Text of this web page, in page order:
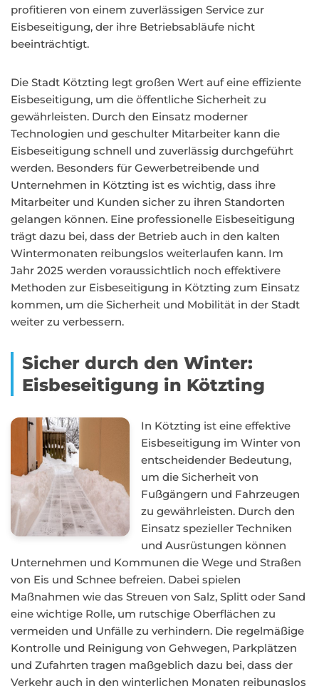
profitieren von einem zuverlässigen Service zur
Eisbeseitigung, der ihre Betriebsabläufe nicht
beeinträchtigt.
Die Stadt Kötzting legt großen Wert auf eine effiziente
Eisbeseitigung, um die öffentliche Sicherheit zu
gewährleisten. Durch den Einsatz moderner
Technologien und geschulter Mitarbeiter kann die
Eisbeseitigung schnell und zuverlässig durchgeführt
werden. Besonders für Gewerbetreibende und
Unternehmen in Kötzting ist es wichtig, dass ihre
Mitarbeiter und Kunden sicher zu ihren Standorten
gelangen können. Eine professionelle Eisbeseitigung
trägt dazu bei, dass der Betrieb auch in den kalten
Wintermonaten reibungslos weiterlaufen kann. Im
Jahr 2025 werden voraussichtlich noch effektivere
Methoden zur Eisbeseitigung in Kötzting zum Einsatz
kommen, um die Sicherheit und Mobilität in der Stadt
weiter zu verbessern.
Sicher durch den Winter:
Eisbeseitigung in Kötzting
In Kötzting ist eine effektive
Eisbeseitigung im Winter von
entscheidender Bedeutung,
um die Sicherheit von
Fußgängern und Fahrzeugen
zu gewährleisten. Durch den
Einsatz spezieller Techniken
und Ausrüstungen können
Unternehmen und Kommunen die Wege und Straßen
von Eis und Schnee befreien. Dabei spielen
Maßnahmen wie das Streuen von Salz, Splitt oder Sand
eine wichtige Rolle, um rutschige Oberflächen zu
vermeiden und Unfälle zu verhindern. Die regelmäßige
Kontrolle und Reinigung von Gehwegen, Parkplätzen
und Zufahrten tragen maßgeblich dazu bei, dass der
Verkehr auch in den winterlichen Monaten reibungslos